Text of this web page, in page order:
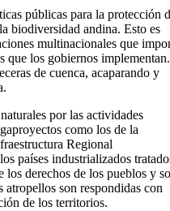
públicas para la protección
biodiversidad andina. Esto es
multinacionales que
que los gobiernos implementan.
de cuenca, acaparando y
por las actividades
como los de la
Regional
países industrializados
derechos de los pueblos y
atropellos son respondidas con
de los territorios.